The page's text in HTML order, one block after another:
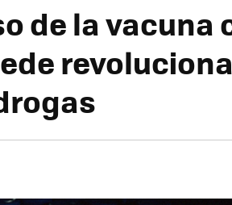
de la vacuna